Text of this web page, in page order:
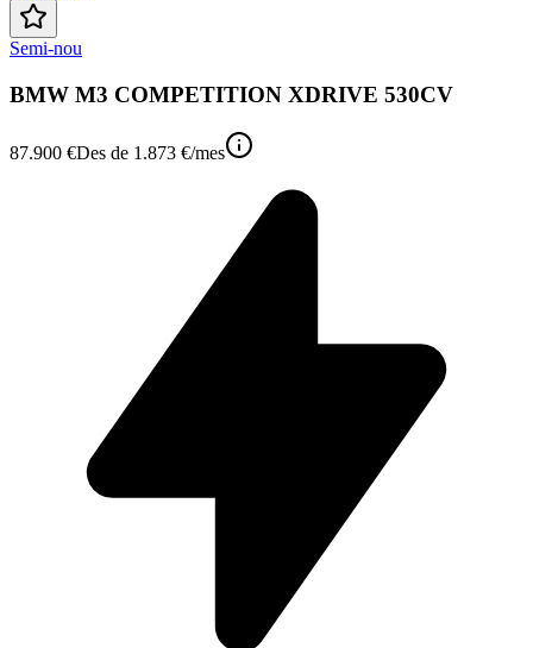
Semi-nou
BMW M3 COMPETITION XDRIVE 530CV
87.900 €Des de 1.873 €/mes